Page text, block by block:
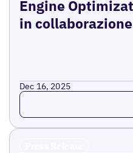
Engine
in
Dec 16, 2025
Read more